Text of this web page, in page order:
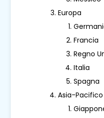
Europa
Francia
Regno
Italia
Spagna
Asia-Pacifico